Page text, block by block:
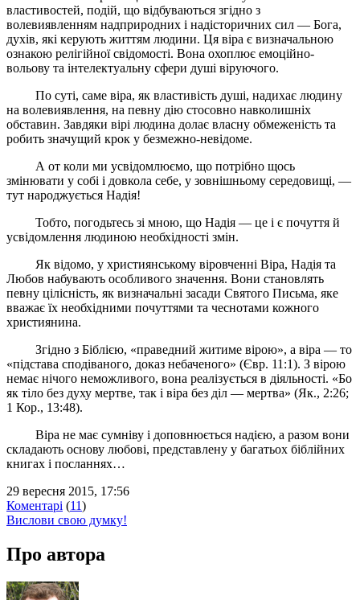
властивостей, подій, що відбуваються згідно з
волевиявленням надприродних і надісторичних сил — Бога,
духів, які керують життям людини. Ця віра є визначальною
ознакою релігійної свідомості. Вона охоплює емоційно-
вольову та інтелектуальну сфери душі віруючого.
По суті, саме віра, як властивість душі, надихає людину
на волевиявлення, на певну дію стосовно навколишніх
обставин. Завдяки вірі людина долає власну обмеженість та
робить значущий крок у безмежно-невідоме.
А от коли ми усвідомлюємо, що потрібно щось
змінювати у собі і довкола себе, у зовнішньому середовищі, —
тут народжується Надія!
Тобто, погодьтесь зі мною, що Надія — це і є почуття й
усвідомлення людиною необхідності змін.
Як відомо, у християнському віровченні Віра, Надія та
Любов набувають особливого значення. Вони становлять
певну цілісність, як визначальні засади Святого Письма, яке
вважає їх необхідними почуттями та чеснотами кожного
християнина.
Згідно з Біблією, «праведний житиме вірою», а віра — то
«підстава сподіваного, доказ небаченого» (Євр. 11:1). З вірою
немає нічого неможливого, вона реалізується в діяльності. «Бо
як тіло без духу мертве, так і віра без діл — мертва» (Як., 2:26;
1 Кор., 13:48).
Віра не має сумніву і доповнюється надією, а разом вони
складають основу любові, представлену у багатьох біблійних
книгах і посланнях…
29 вересня 2015, 17:56
Коментарі (11)
Вислови свою думку!
Про автора